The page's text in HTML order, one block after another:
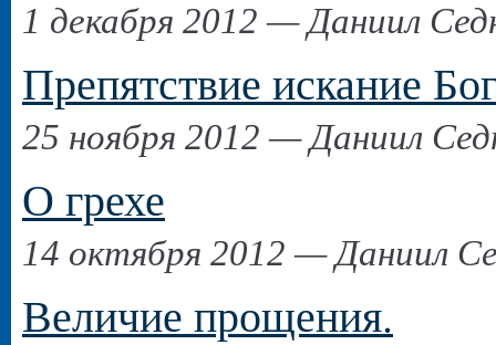
1 декабря 2012 — Даниил
Препятствие искание
25 ноября 2012 — Даниил
О грехе
14 октября 2012 — Даниил
Величие прощения.